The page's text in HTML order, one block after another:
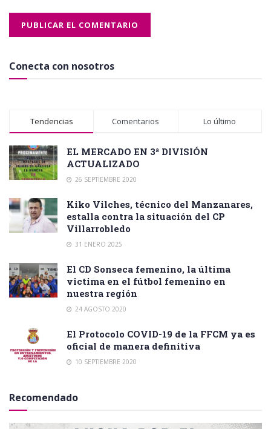
Conecta con nosotros
Tendencias Comentarios Lo último
EL MERCADO EN 3ª DIVISIÓN
ACTUALIZADO
26 SEPTIEMBRE 2020
Kiko Vilches, técnico del Manzanares,
estalla contra la situación del CP
Villarrobledo
31 ENERO 2025
El CD Sonseca femenino, la última
victima en el fútbol femenino en
nuestra región
24 AGOSTO 2020
El Protocolo COVID-19 de la FFCM ya es
oficial de manera definitiva
10 SEPTIEMBRE 2020
Recomendado